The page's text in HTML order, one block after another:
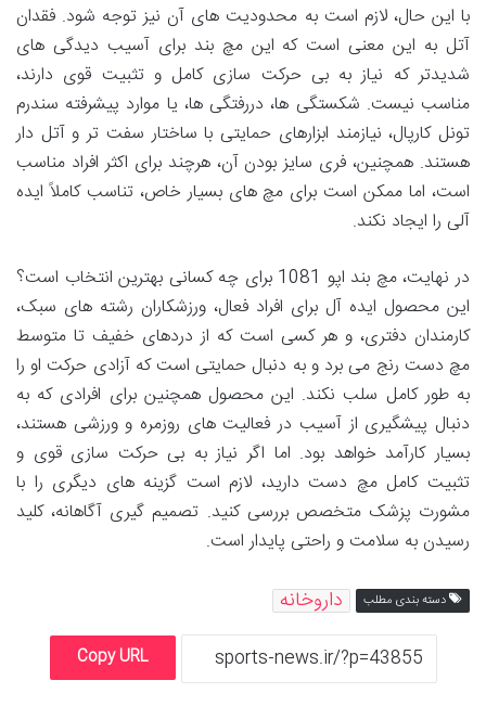
با این حال، لازم است به محدودیت های آن نیز توجه شود. فقدان
آتل به این معنی است که این مچ بند برای آسیب دیدگی های
شدیدتر که نیاز به بی حرکت سازی کامل و تثبیت قوی دارند،
مناسب نیست. شکستگی ها، دررفتگی ها، یا موارد پیشرفته سندرم
تونل کارپال، نیازمند ابزارهای حمایتی با ساختار سفت تر و آتل دار
هستند. همچنین، فری سایز بودن آن، هرچند برای اکثر افراد مناسب
است، اما ممکن است برای مچ های بسیار خاص، تناسب کاملاً ایده
آلی را ایجاد نکند.
در نهایت، مچ بند اپو 1081 برای چه کسانی بهترین انتخاب است؟
این محصول ایده آل برای افراد فعال، ورزشکاران رشته های سبک،
کارمندان دفتری، و هر کسی است که از دردهای خفیف تا متوسط
مچ دست رنج می برد و به دنبال حمایتی است که آزادی حرکت او را
به طور کامل سلب نکند. این محصول همچنین برای افرادی که به
دنبال پیشگیری از آسیب در فعالیت های روزمره و ورزشی هستند،
بسیار کارآمد خواهد بود. اما اگر نیاز به بی حرکت سازی قوی و
تثبیت کامل مچ دست دارید، لازم است گزینه های دیگری را با
مشورت پزشک متخصص بررسی کنید. تصمیم گیری آگاهانه، کلید
رسیدن به سلامت و راحتی پایدار است.
دسته بندی مطلب داروخانه
Copy URL